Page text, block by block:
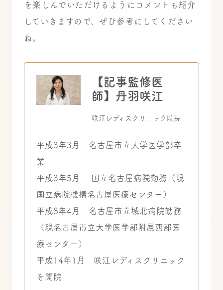
を楽しんでいただけるようにコメントも紹介
していきますので、ぜひ参考にしてください
ね。
【記事監修医
師】丹羽咲江
咲江レディスクリニック院長
平成3年3月 名古屋市立大学医学部卒
業
平成3年5月 国立名古屋病院勤務（現
国立病院機構名古屋医療センター）
平成8年4月 名古屋市立城北病院勤務
（現名古屋市立大学医学部附属西部医
療センター）
平成14年1月 咲江レディスクリニック
を開院